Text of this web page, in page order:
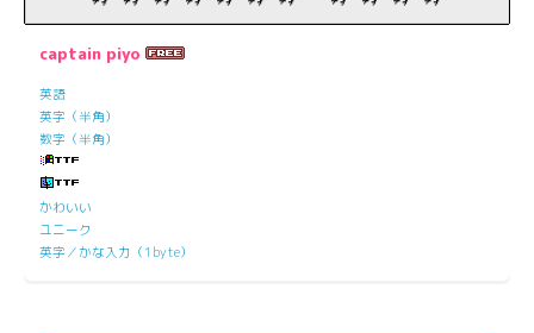
captain piyo
英語
英字（半角）
数字（半角）
かわいい
ユニーク
英字／かな入力（1byte）